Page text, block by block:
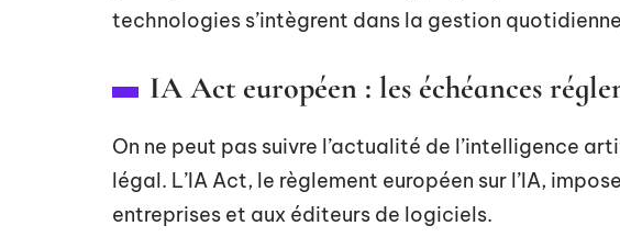
technologies s’intègrent dans la gestion
IA Act européen : les échéances
On ne peut pas suivre l’actualité de l’intelligence
légal. L’IA Act, le règlement européen sur l’IA,
entreprises et aux éditeurs de logiciels.